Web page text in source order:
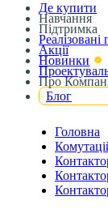
Де купити
Навчання
Підтримка
Реалізовані
Акції
Новинки
Про
Блог
Головна